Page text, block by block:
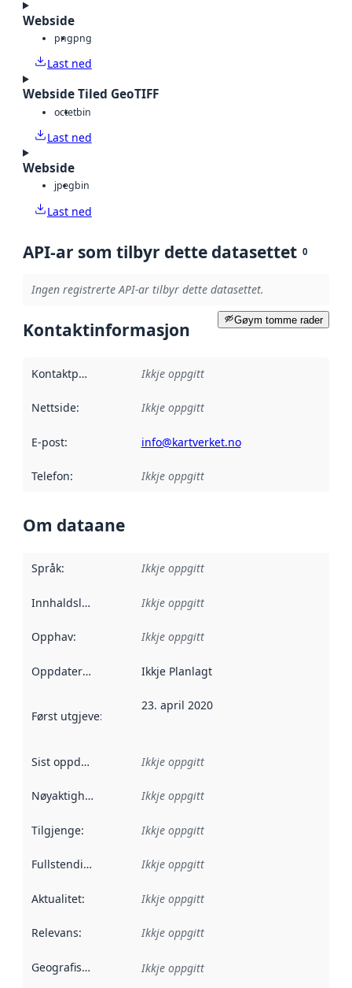
Webside
pngpng
Last ned
Webside Tiled GeoTIFF
octetbin
Last ned
Webside
jpegbin
Last ned
API-ar som tilbyr dette datasettet 0
Ingen registrerte API-ar tilbyr dette datasettet.
Gøym tomme rader
Kontaktinformasjon
Kontaktpunkt Ikkje oppgitt
Nettside: Ikkje oppgitt
E-post: info@kartverket.no
Telefon: Ikkje oppgitt
Om dataane
Språk: Ikkje oppgitt
Innhaldsleverandørar :
Ikkje oppgitt
Opphav: Ikkje oppgitt
Oppdateringsfrekvens :
Ikkje Planlagt
Først utgjeve: Denne datoen seier når dataa i dette
23. april 2020
Sist oppdatert Ikkje oppgitt
Nøyaktigheit Ikkje oppgitt
Tilgjenge: Ikkje oppgitt
Fullstendigheit Ikkje oppgitt
Aktualitet: Ikkje oppgitt
Relevans: Ikkje oppgitt
Geografisk område Ikkje oppgitt